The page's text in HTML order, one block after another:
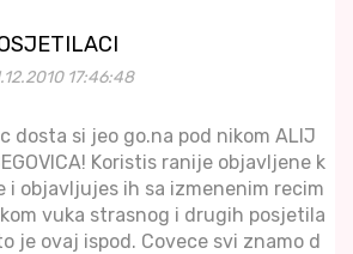
17:46:48
dosta si jeo go.na pod nikom ALIJ
Koristis ranije objavljene k
i objavljujes ih sa izmenenim recim
vuka strasnog i drugih posjetila
je ovaj ispod. Covece svi znamo d